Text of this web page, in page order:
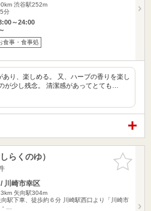
渋谷駅252m
分
～24:00
食事・食事処
あり、楽しめる。 又、ハーブの香りを楽し
が少し残念。 清潔感があってとても…
お気に入
りに追加
らくのゆ）
川崎市幸区
矢向駅304m
駅下車、徒歩約６分 川崎駅西口より「川崎市
…